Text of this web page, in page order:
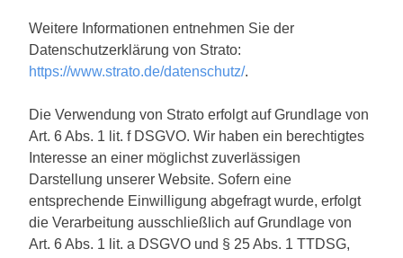
Weitere Informationen entnehmen Sie der
Datenschutzerklärung von Strato:
https://www.strato.de/datenschutz/.
Die Verwendung von Strato erfolgt auf Grundlage von
Art. 6 Abs. 1 lit. f DSGVO. Wir haben ein berechtigtes
Interesse an einer möglichst zuverlässigen
Darstellung unserer Website. Sofern eine
entsprechende Einwilligung abgefragt wurde, erfolgt
die Verarbeitung ausschließlich auf Grundlage von
Art. 6 Abs. 1 lit. a DSGVO und § 25 Abs. 1 TTDSG,